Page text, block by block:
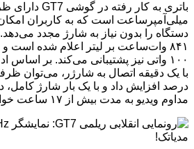
میلی‌آمپرساعت است که به کاربران
دستگاه را بدون نیاز به شارژ مجدد می‌دهد.
۸۴۱ وات‌ساعت بر لیتر اعلام شده است
۱۰۰ واتی نیز پشتیبانی می‌کند. بر
درصد افزایش داد و با یک بار شارژ
مداوم ویدیو به مدت بیش از ۱۷ ساعت خواهد بود.